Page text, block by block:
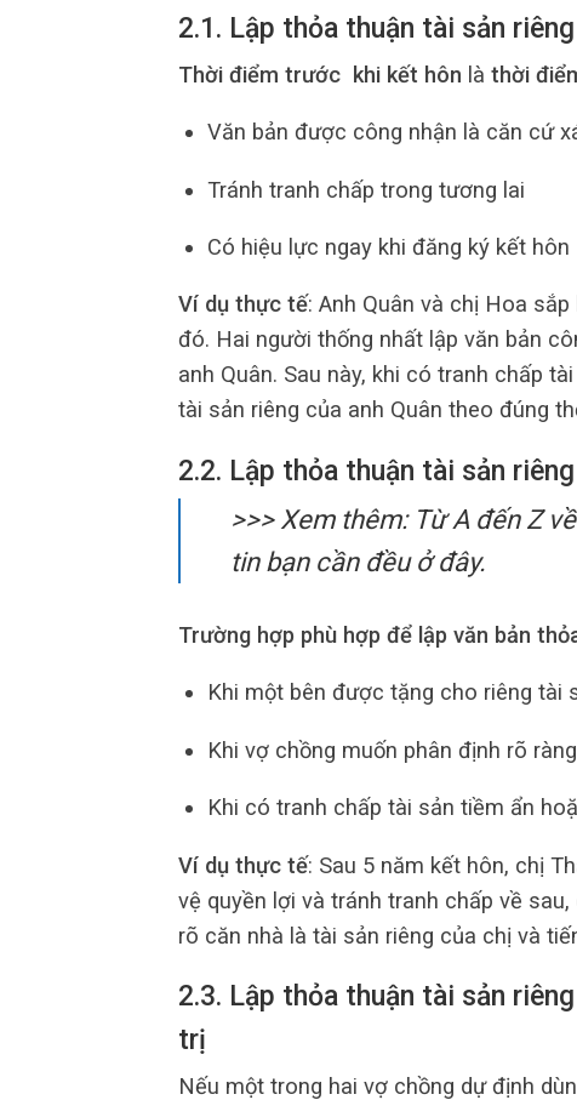
2.1. Lập thỏa thuận tài sản
Thời điểm trước khi kết hôn là thời
Văn bản được công nhận là căn cứ
Tránh tranh chấp trong tương lai
Có hiệu lực ngay khi đăng ký kết hôn
Ví dụ thực tế: Anh Quân và chị Hoa
đó. Hai người thống nhất lập văn bản
anh Quân. Sau này, khi có tranh chấp
tài sản riêng của anh Quân theo đúng
2.2. Lập thỏa thuận tài sản
>>> Xem thêm: Từ A đến Z về
tin bạn cần đều ở đây.
Trường hợp phù hợp để lập văn bản
Khi một bên được tặng cho riêng tài
Khi vợ chồng muốn phân định rõ
Khi có tranh chấp tài sản tiềm ẩn
Ví dụ thực tế: Sau 5 năm kết hôn, chị
vệ quyền lợi và tránh tranh chấp về
rõ căn nhà là tài sản riêng của chị và
2.3. Lập thỏa thuận tài sản
trị
Nếu một trong hai vợ chồng dự định